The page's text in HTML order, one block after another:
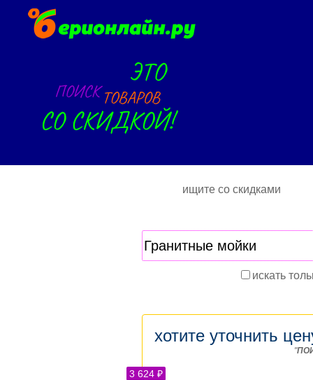
ищите со скидками
искать
хотите уточнить
"
3 624 ₽